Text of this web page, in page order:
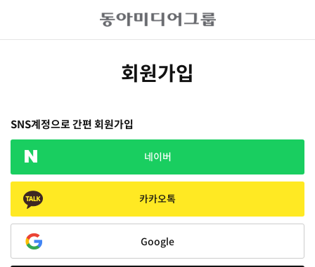
회원가입
SNS계정으로 간편 회원가입
네이버
카카오톡
Google